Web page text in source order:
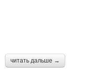
читать дальше →